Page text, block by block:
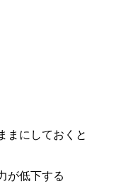
まにしておくと
が低下する